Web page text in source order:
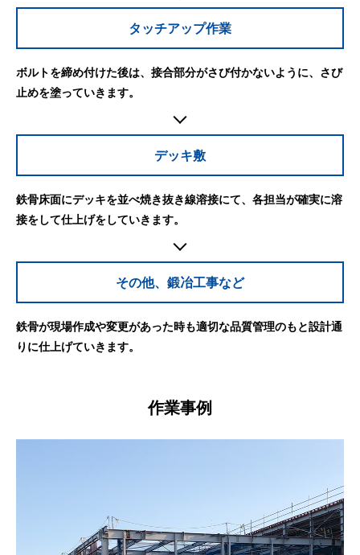
タッチアップ作業
ボルトを締め付けた後は、接合部分がさび付かないように、さび
止めを塗っていきます。
デッキ敷
鉄骨床面にデッキを並べ焼き抜き線溶接にて、各担当が確実に溶
接をして仕上げをしていきます。
その他、鍛冶工事など
鉄骨が現場作成や変更があった時も適切な品質管理のもと設計通
りに仕上げていきます。
作業事例